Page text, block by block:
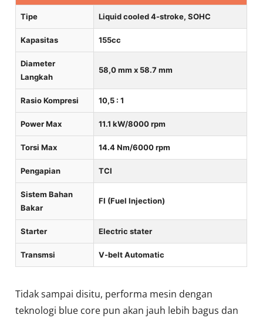
Tipe Liquid cooled 4-stroke, SOHC
Kapasitas 155cc
Diameter
Langkah
58,0 mm x 58.7 mm
Rasio Kompresi 10,5 : 1
Power Max 11.1 kW/8000 rpm
Torsi Max 14.4 Nm/6000 rpm
Pengapian TCI
Sistem Bahan
Bakar
FI (Fuel Injection)
Starter Electric stater
Transmsi V-belt Automatic
Tidak sampai disitu, performa mesin dengan
teknologi blue core pun akan jauh lebih bagus dan